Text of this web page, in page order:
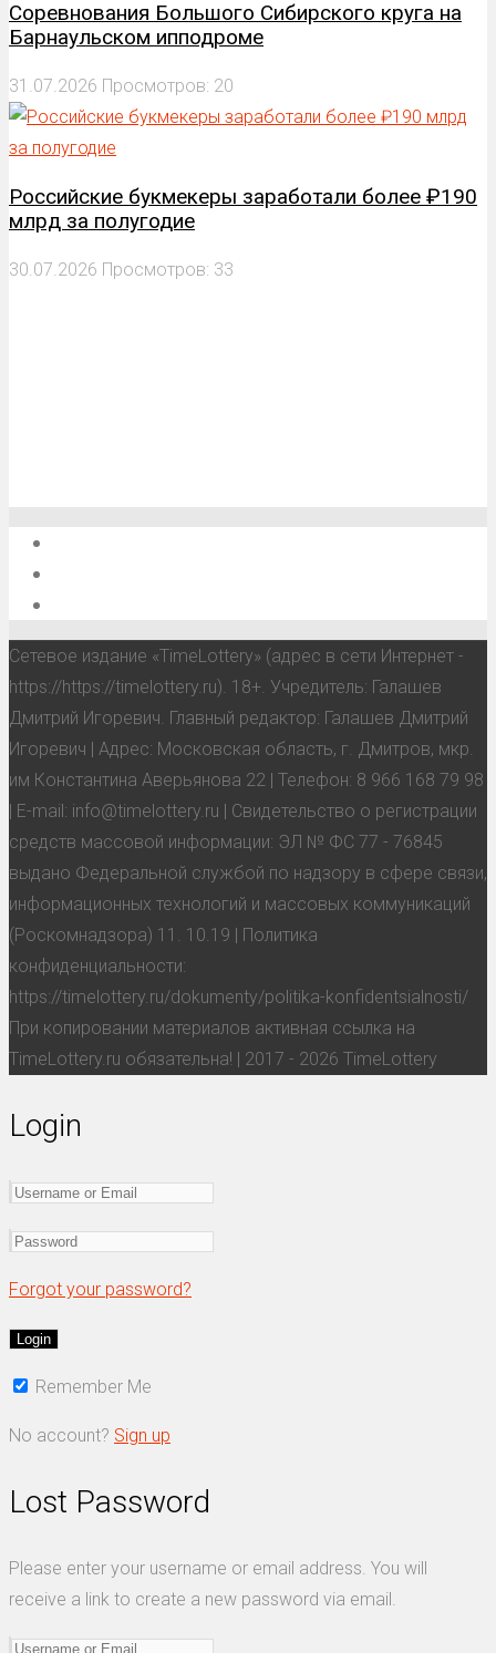
Соревнования Большого Сибирского круга на
Барнаульском ипподроме
31.07.2026 Просмотров: 20
Российские букмекеры заработали более ₽190
млрд за полугодие
30.07.2026 Просмотров: 33
Сетевое издание «TimeLottery» (адрес в сети Интернет -
https://https://timelottery.ru). 18+. Учредитель: Галашев
Дмитрий Игоревич. Главный редактор: Галашев Дмитрий
Игоревич | Адрес: Московская область, г. Дмитров, мкр.
им Константина Аверьянова 22 | Телефон: 8 966 168 79 98
| E-mail: info@timelottery.ru | Свидетельство о регистрации
средств массовой информации: ЭЛ № ФС 77 - 76845
выдано Федеральной службой по надзору в сфере связи,
информационных технологий и массовых коммуникаций
(Роскомнадзора) 11. 10.19 | Политика
конфиденциальности:
https://timelottery.ru/dokumenty/politika-konfidentsialnosti/
При копировании материалов активная ссылка на
TimeLottery.ru обязательна! | 2017 - 2026 TimeLottery
Login
Forgot your password?
Remember Me
No account? Sign up
Lost Password
Please enter your username or email address. You will
receive a link to create a new password via email.